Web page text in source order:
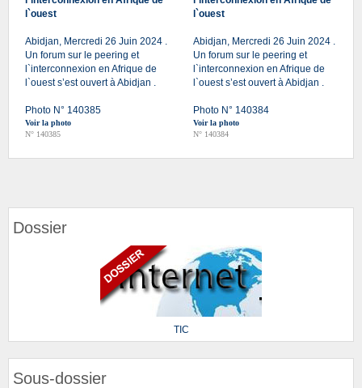
l`ouest
Abidjan, Mercredi 26 Juin 2024 .
Un forum sur le peering et
l`interconnexion en Afrique de
l`ouest s’est ouvert à Abidjan .
Photo N° 140385
Voir la photo
N° 140385
l`ouest
Abidjan, Mercredi 26 Juin 2024 .
Un forum sur le peering et
l`interconnexion en Afrique de
l`ouest s’est ouvert à Abidjan .
Photo N° 140384
Voir la photo
N° 140384
Dossier
TIC
Sous-dossier